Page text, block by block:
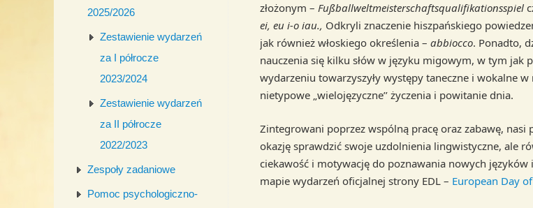
złożonym – Fußballweltmeisterschaftsqualifikationsspiel
ei, eu i-o iau., Odkryli znaczenie hiszpańskiego
jak również włoskiego określenia – abbiocco. Ponadto,
nauczenia się kilku słów w języku migowym, w tym jak
wydarzeniu towarzyszyły występy taneczne i wokalne
nietypowe „wielojęzyczne’’ życzenia i powitanie dnia.
Zintegrowani poprzez wspólną pracę oraz zabawę,
okazję sprawdzić swoje uzdolnienia lingwistyczne, ale
ciekawość i motywację do poznawania nowych języków
mapie wydarzeń oficjalnej strony EDL – European Day
2025/2026
Zestawienie wydarzeń
za I półrocze
2023/2024
Zestawienie wydarzeń
za II półrocze
2022/2023
Zespoły zadaniowe
Pomoc psychologiczno-